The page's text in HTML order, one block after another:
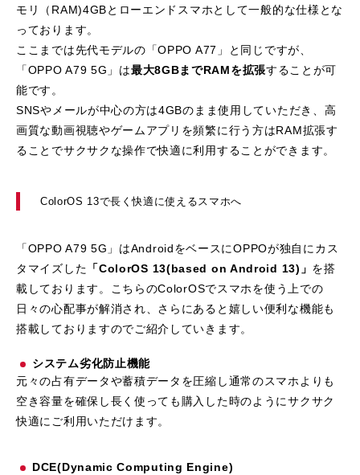
モリ（RAM)4GBとローエンドスマホとして一般的な仕様とな
っております。
ここまでは先代モデルの「OPPO A77」と同じですが、
「OPPO A79 5G」は最大8GBまでRAMを拡張することが可
能です。
SNSやメールが中心の方は4GBのまま使用していただき、高
画質な動画視聴やゲームアプリを頻繁に行う方はRAM拡張す
ることでサクサクな操作で快適に利用することができます。
ColorOS 13で長く快適に使えるスマホへ
「OPPO A79 5G」はAndroidをベースにOPPOが独自にカス
タマイズした 「ColorOS 13(based on Android 13)」 を搭
載しております。こちらのColorOSでスマホを使う上での
日々の心配事が解消され、さらにあると嬉しい便利な機能も
搭載しておりますのでご紹介していきます。
システム劣化防止機能
元々の占有データや蓄積データを圧縮し通常のスマホよりも
空き容量を確保し長く使っても購入した時のようにサクサク
快適にご利用いただけます。
DCE(Dynamic Computing Engine)